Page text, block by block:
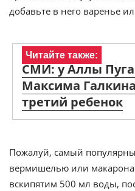
добавьте в него варенье
Читайте также:
СМИ: у Аллы
Максима
третий ребенок
Пожалуй, самый
вермишелью или
вскипятим 500 мл воды,